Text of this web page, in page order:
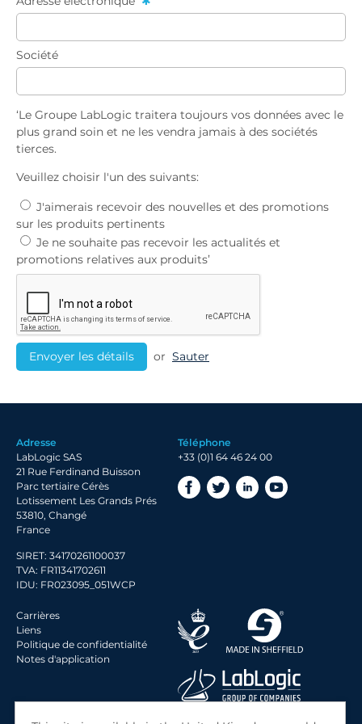
Société
‘Le Groupe LabLogic traitera toujours vos données avec le
plus grand soin et ne les vendra jamais à des sociétés
tierces.
Veuillez choisir l'un des suivants:
sur les produits pertinents
promotions relatives aux produits’
or Sauter
Adresse
LabLogic SAS
21 Rue Ferdinand Buisson
Parc tertiaire Cérès
Lotissement Les Grands Prés
53810, Changé
France
SIRET: 34170261100037
TVA: FR11341702611
IDU: FR023095_051WCP
Téléphone
+33 (0)1 64 46 24 00
Carrières
Liens
Politique de confidentialité
Notes d'application
© 2026 LabLogic Systems Ltd.